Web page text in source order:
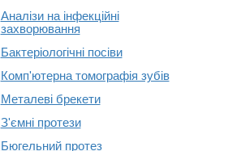
Аналізи на інфекційні
захворювання
Бактеріологічні посіви
Комп'ютерна томографія зубів
Металеві брекети
З'ємні протези
Бюгельний протез